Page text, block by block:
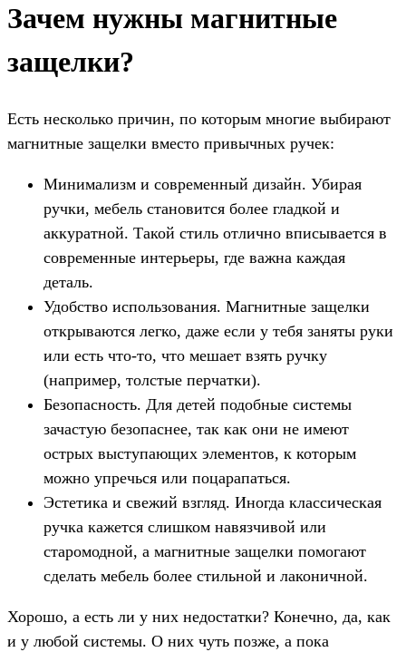
Зачем нужны магнитные
защелки?
Есть несколько причин, по которым многие выбирают
магнитные защелки вместо привычных ручек:
Минимализм и современный дизайн. Убирая
ручки, мебель становится более гладкой и
аккуратной. Такой стиль отлично вписывается в
современные интерьеры, где важна каждая
деталь.
Удобство использования. Магнитные защелки
открываются легко, даже если у тебя заняты руки
или есть что-то, что мешает взять ручку
(например, толстые перчатки).
Безопасность. Для детей подобные системы
зачастую безопаснее, так как они не имеют
острых выступающих элементов, к которым
можно упречься или поцарапаться.
Эстетика и свежий взгляд. Иногда классическая
ручка кажется слишком навязчивой или
старомодной, а магнитные защелки помогают
сделать мебель более стильной и лаконичной.
Хорошо, а есть ли у них недостатки? Конечно, да, как
и у любой системы. О них чуть позже, а пока